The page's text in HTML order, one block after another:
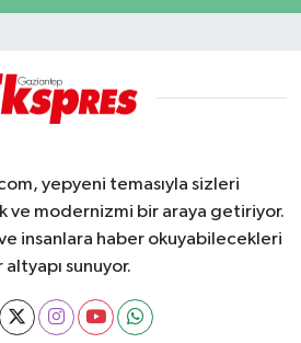
yepyeni temasıyla sizleri
ve modernizmi bir araya getiriyor.
insanlara haber okuyabilecekleri
altyapı sunuyor.